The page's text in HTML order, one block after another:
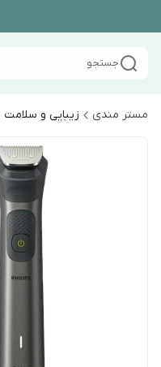
جستجو
مستر مندی زیبایی و سلامت